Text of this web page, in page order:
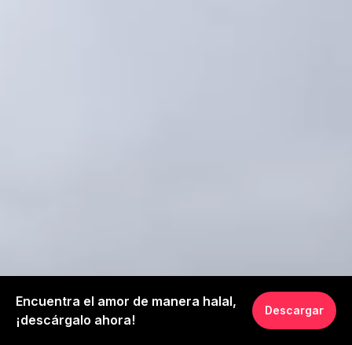
Encuentra el amor de manera halal,
¡descárgalo ahora!
Descargar